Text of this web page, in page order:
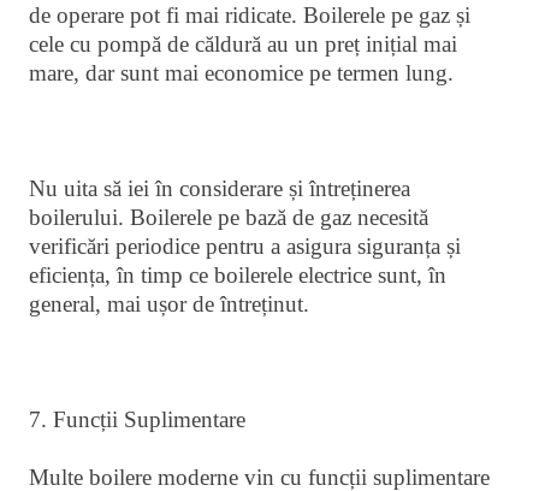
de operare pot fi mai ridicate. Boilerele pe gaz și
cele cu pompă de căldură au un preț inițial mai
mare, dar sunt mai economice pe termen lung.
Nu uita să iei în considerare și întreținerea
boilerului. Boilerele pe bază de gaz necesită
verificări periodice pentru a asigura siguranța și
eficiența, în timp ce boilerele electrice sunt, în
general, mai ușor de întreținut.
7. Funcții Suplimentare
Multe boilere moderne vin cu funcții suplimentare